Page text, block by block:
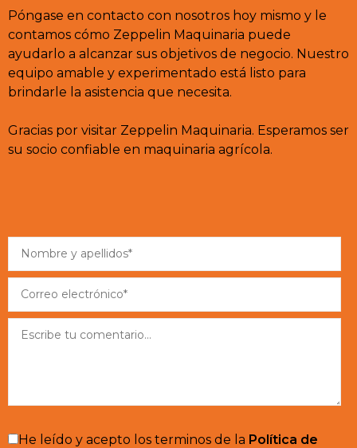
Póngase en contacto con nosotros hoy mismo y le
contamos cómo Zeppelin Maquinaria puede
ayudarlo a alcanzar sus objetivos de negocio. Nuestro
equipo amable y experimentado está listo para
brindarle la asistencia que necesita.
Gracias por visitar Zeppelin Maquinaria. Esperamos ser
su socio confiable en maquinaria agrícola.
He leído y acepto los terminos de la Política de